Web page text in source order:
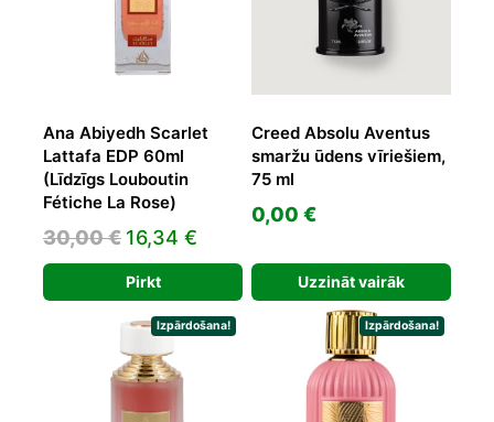
Ana Abiyedh Scarlet
Lattafa EDP 60ml
(Līdzīgs Louboutin
Fétiche La Rose)
30,00€ Original
price
was:
30,00 €.
16,34 €
price
is:
16,34 €.
Pirkt
Creed Absolu Aventus
smaržu ūdens vīriešiem,
75 ml
0,00 €
Uzzināt vairāk
Izpārdošana! Izpārdošana!